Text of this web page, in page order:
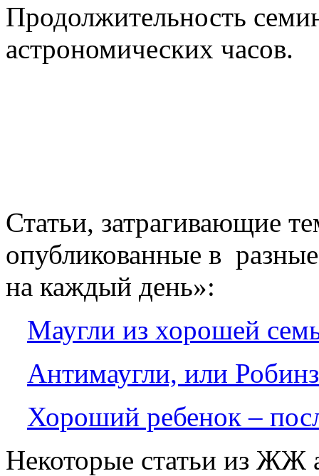
Продолжительность
астрономических часов.
Статьи, затрагивающие
опубликованные в
на каждый день»:
Маугли из хорошей
Антимаугли, или
Хороший ребенок –
Некоторые статьи из ЖЖ